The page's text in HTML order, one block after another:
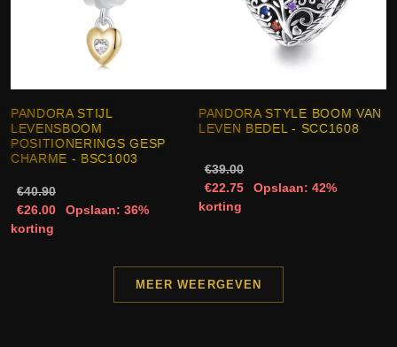
PANDORA STIJL
LEVENSBOOM
POSITIONERINGS GESP
CHARME - BSC1003
€40.90
€26.00
Opslaan: 36%
korting
PANDORA STYLE BOOM VAN
LEVEN BEDEL - SCC1608
€39.00
€22.75
Opslaan: 42%
korting
MEER WEERGEVEN